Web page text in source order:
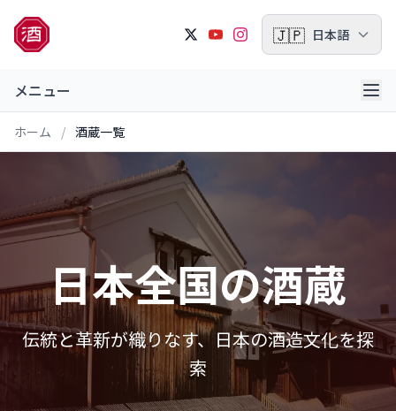
🇯🇵 日本語
メニュー
ホーム / 酒蔵一覧
日本全国の酒蔵
伝統と革新が織りなす、日本の酒造文化を探
索